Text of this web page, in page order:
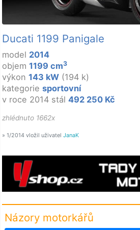
Ducati 1199 Panigale
model 2014
objem 1199 cm3
výkon 143 kW (194 k)
kategorie sportovní
v roce 2014 stál 492 250 Kč
zhlédnuto 1662x
» 1/2014 vložil uživatel JanaK
Názory motorkářů